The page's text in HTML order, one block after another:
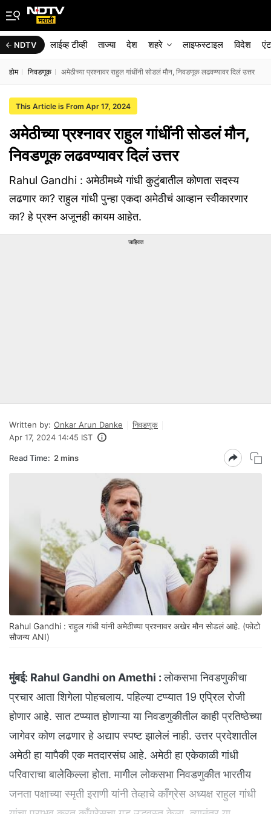
NDTV लाईव्ह टीव्ही ताज्या देश शहरे लाइफस्टाइल विदेश
होम निवडणूक अमेठीच्या प्रश्नावर राहुल गांधींनी सोडलं मौन, निवडणूक लढवण्यावर दिलं उत्तर
This Article is From Apr 17, 2024
अमेठीच्या प्रश्नावर राहुल गांधींनी सोडलं मौन,
निवडणूक लढवण्यावर दिलं उत्तर
Rahul Gandhi : अमेठीमध्ये गांधी कुटुंबातील कोणता सदस्य
लढणार का? राहुल गांधी पुन्हा एकदा अमेठीचं आव्हान स्वीकारणार
का? हे प्रश्न अजूनही कायम आहेत.
जाहिरात
Written by: Onkar Arun Danke
निवडणूक
Apr 17, 2024 14:45 IST
Read Time: 2 mins
Rahul Gandhi : राहुल गांधी यांनी अमेठीच्या प्रश्नावर अखेर मौन सोडलं आहे. (फोटो
सौजन्य ANI)
मुंबई: Rahul Gandhi on Amethi :लोकसभा निवडणुकीचा
प्रचार आता शिगेला पोहचलाय. पहिल्या टप्प्यात 19 एप्रिल रोजी
होणार आहे. सात टप्प्यात होणाऱ्या या निवडणुकीतील काही प्रतिष्ठेच्या
जागेवर कोण लढणार हे अद्याप स्पष्ट झालेलं नाही. उत्तर प्रदेशातील
अमेठी हा यापैकी एक मतदारसंघ आहे. अमेठी हा एकेकाळी गांधी
परिवाराचा बालेकिल्ला होता. मागील लोकसभा निवडणुकीत भारतीय
जनता पक्षाच्या स्मृती इराणी यांनी तेव्हाचे काँग्रेस अध्यक्ष राहुल गांधी